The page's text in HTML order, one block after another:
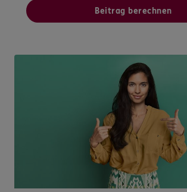
Beitrag berechnen